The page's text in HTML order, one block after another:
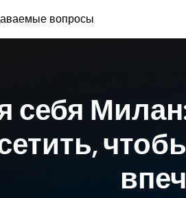
вопросы
себя